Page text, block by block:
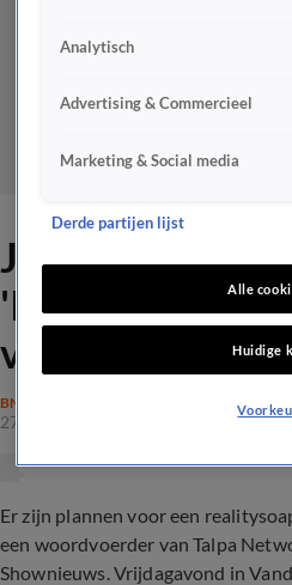
Johan haalt uit
'Ik vind haar
verschrikking'
BN'ERS
27 jan 2024, 10:32
Er zijn plannen voor een
een woordvoerder van Talpa
Shownieuws. Vrijdagavond in
Analytisch
Advertising & Commercieel
Marketing & Social media
Derde partijen lijst
Alle
Huidige